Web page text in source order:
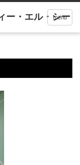
menu